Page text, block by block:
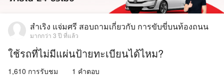
สำเริง แจ่มศรี สอบถามเกี่ยวกับ การขับขี่บนท้องถนน
มากกว่า 3 ปี ที่แล้ว
ใช้รถที่ไม่มีแผ่นป้ายทะเบียนได้ไหม?
1,610 การรับชม 1 คำตอบ